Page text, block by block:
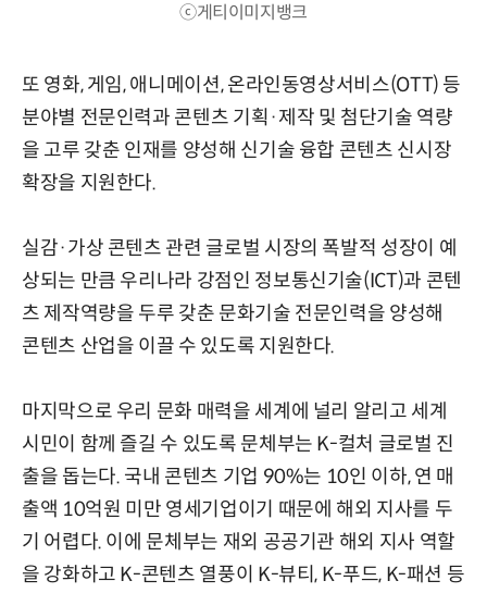
ⓒ게티이미지뱅크
또 영화, 게임, 애니메이션, 온라인동영상서비스(OTT) 등
분야별 전문인력과 콘텐츠 기획·제작 및 첨단기술 역량
을 고루 갖춘 인재를 양성해 신기술 융합 콘텐츠 신시장
확장을 지원한다.
실감·가상 콘텐츠 관련 글로벌 시장의 폭발적 성장이 예
상되는 만큼 우리나라 강점인 정보통신기술(ICT)과 콘텐
츠 제작역량을 두루 갖춘 문화기술 전문인력을 양성해
콘텐츠 산업을 이끌 수 있도록 지원한다.
마지막으로 우리 문화 매력을 세계에 널리 알리고 세계
시민이 함께 즐길 수 있도록 문체부는 K-컬처 글로벌 진
출을 돕는다. 국내 콘텐츠 기업 90%는 10인 이하, 연 매
출액 10억원 미만 영세기업이기 때문에 해외 지사를 두
기 어렵다. 이에 문체부는 재외 공공기관 해외 지사 역할
을 강화하고 K-콘텐츠 열풍이 K-뷰티, K-푸드, K-패션 등